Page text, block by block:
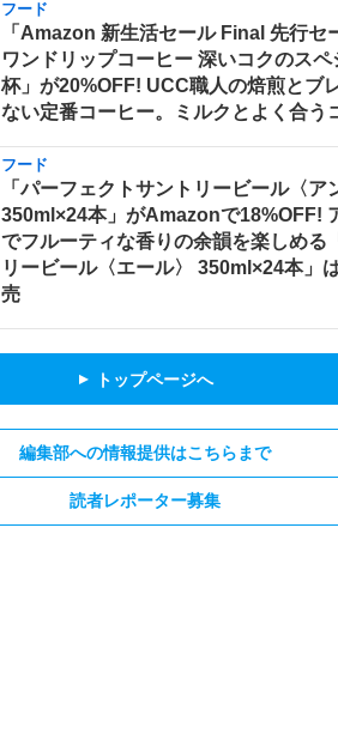
フード
「Amazon 新生活セール Final 先行セ
ワンドリップコーヒー 深いコクのス
杯」が20%OFF! UCC職人の焙煎とブ
ない定番コーヒー。ミルクとよく合う
フード
「パーフェクトサントリービール〈ア
350ml×24本」がAmazonで18%OFF!
でフルーティな香りの余韻を楽しめる
リービール〈エール〉 350ml×24本」
売
▲ トップページへ
編集部への情報提供はこちらまで
読者レポーター募集